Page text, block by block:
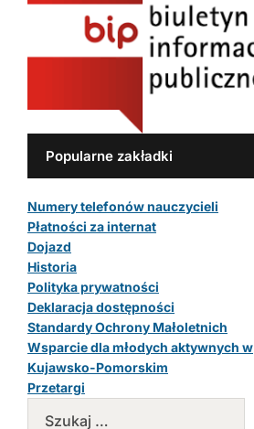
Popularne zakładki
Numery telefonów nauczycieli
Płatności za internat
Dojazd
Historia
Polityka prywatności
Deklaracja dostępności
Standardy Ochrony Małoletnich
Wsparcie dla młodych aktywnych w
Kujawsko-Pomorskim
Przetargi